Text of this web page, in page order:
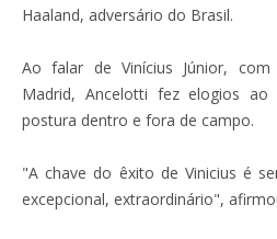
Haaland, adversário do Brasil.
Ao falar de Vinícius Júnior,
Madrid, Ancelotti fez elogios
postura dentro e fora de campo.
"A chave do êxito de Vinicius é
excepcional, extraordinário",